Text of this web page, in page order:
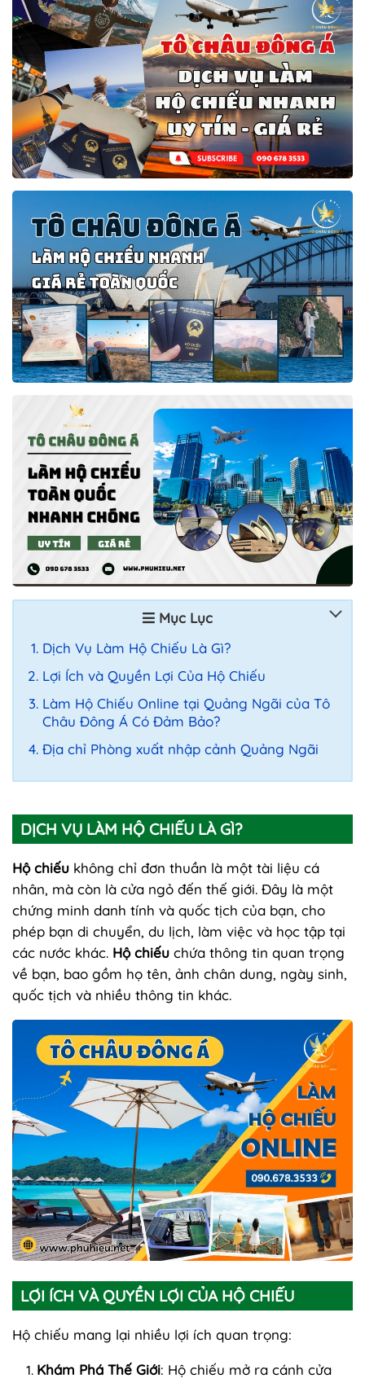
Mục Lục
Dịch Vụ Làm Hộ Chiếu Là Gì?
Lợi Ích và Quyền Lợi Của Hộ Chiếu
Làm Hộ Chiếu Online tại Quảng Ngãi của Tô
Châu Đông Á Có Đảm Bảo?
Địa chỉ Phòng xuất nhập cảnh Quảng Ngãi
DỊCH VỤ LÀM HỘ CHIẾU LÀ GÌ?
Hộ chiếu không chỉ đơn thuần là một tài liệu cá
nhân, mà còn là cửa ngỏ đến thế giới. Đây là một
chứng minh danh tính và quốc tịch của bạn, cho
phép bạn di chuyển, du lịch, làm việc và học tập tại
các nước khác. Hộ chiếu chứa thông tin quan trọng
về bạn, bao gồm họ tên, ảnh chân dung, ngày sinh,
quốc tịch và nhiều thông tin khác.
LỢI ÍCH VÀ QUYỀN LỢI CỦA HỘ CHIẾU
Hộ chiếu mang lại nhiều lợi ích quan trọng:
Khám Phá Thế Giới: Hộ chiếu mở ra cánh cửa